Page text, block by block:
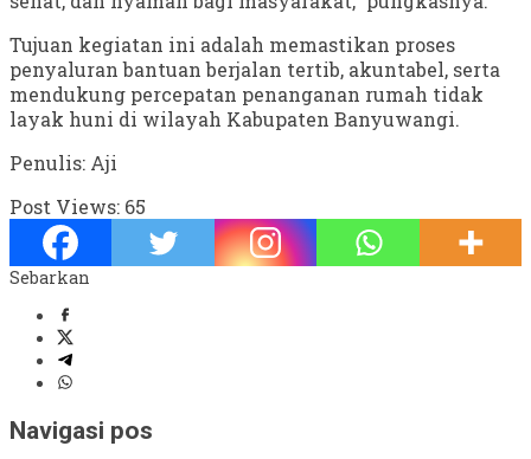
Tujuan kegiatan ini adalah memastikan proses
penyaluran bantuan berjalan tertib, akuntabel, serta
mendukung percepatan penanganan rumah tidak
layak huni di wilayah Kabupaten Banyuwangi.
Penulis: Aji
Post Views: 65
Sebarkan
Navigasi pos